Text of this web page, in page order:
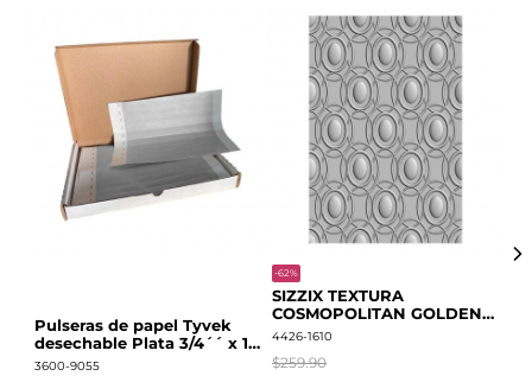
Pulseras de papel Tyvek
desechable Plata 3/4´´ x 10
´´
3600-9055
-62%
SIZZIX TEXTURA
COSMOPOLITAN GOLDEN
RINGS S.PARK 666700
4426-1610
$259.90